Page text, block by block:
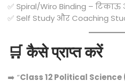
✅ Spiral/Wiro Binding –
✅ Self Study और Coaching
🛒 कैसे प्राप्त करें
➡️ “Class 12 Political Science